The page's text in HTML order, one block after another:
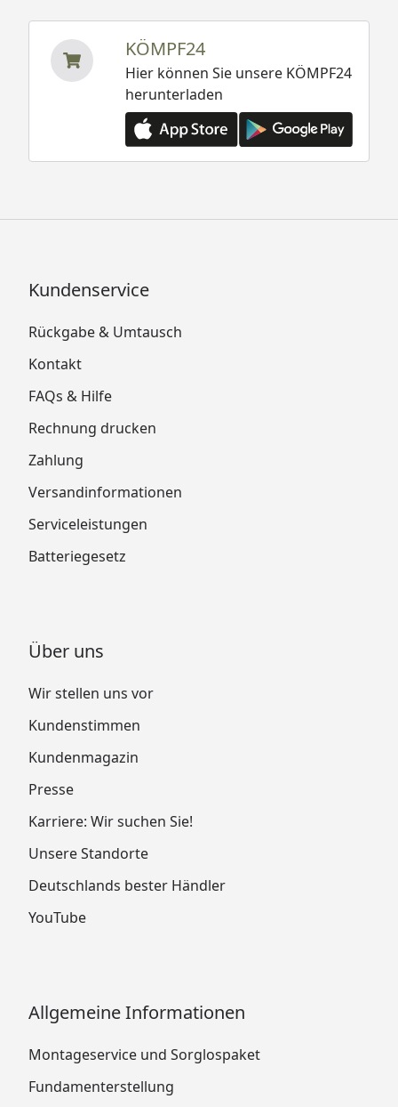
KÖMPF24
Hier können Sie unsere KÖMPF24
herunterladen
Kundenservice
Rückgabe & Umtausch
Kontakt
FAQs & Hilfe
Rechnung drucken
Zahlung
Versandinformationen
Serviceleistungen
Batteriegesetz
Über uns
Wir stellen uns vor
Kundenstimmen
Kundenmagazin
Presse
Karriere: Wir suchen Sie!
Unsere Standorte
Deutschlands bester Händler
YouTube
Allgemeine Informationen
Montageservice und Sorglospaket
Fundamenterstellung